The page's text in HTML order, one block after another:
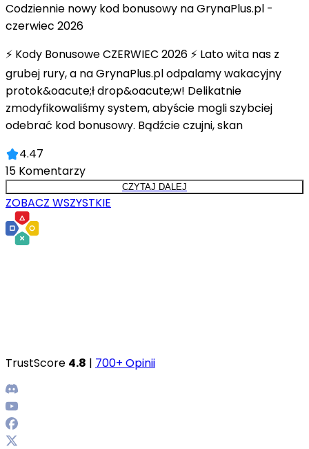
Codziennie nowy kod bonusowy na GrynaPlus.pl -
czerwiec 2026
⚡ Kody Bonusowe CZERWIEC 2026 ⚡ Lato wita nas z
grubej rury, a na GrynaPlus.pl odpalamy wakacyjny
protok&oacute;ł drop&oacute;w! Delikatnie
zmodyfikowaliśmy system, abyście mogli szybciej
odebrać kod bonusowy. Bądźcie czujni, skan
4.47
15 Komentarzy
CZYTAJ DALEJ
ZOBACZ WSZYSTKIE
TrustScore 4.8 | 700+ Opinii